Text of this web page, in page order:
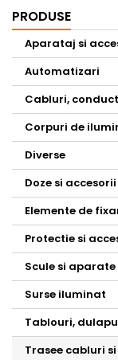
PRODUSE
Aparataj si
Automatizari
Cabluri,
Corpuri de
Diverse
Doze si accesorii
Elemente de
Protectie si
Scule si
Surse iluminat
Tablouri,
Trasee cabluri